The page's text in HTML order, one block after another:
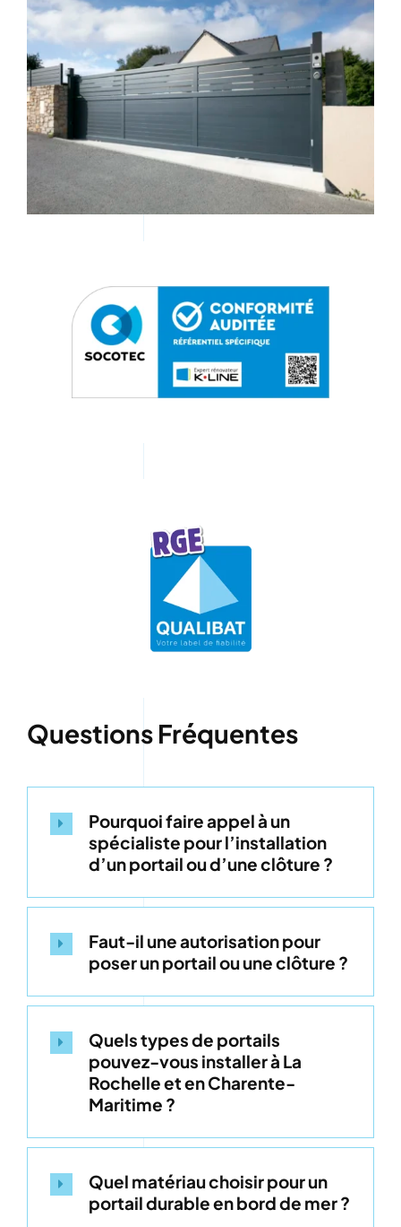
Questions Fréquentes
Pourquoi faire appel à un
spécialiste pour l’installation
d’un portail ou d’une clôture ?
Faut-il une autorisation pour
poser un portail ou une clôture ?
Quels types de portails
pouvez-vous installer à La
Rochelle et en Charente-
Maritime ?
Quel matériau choisir pour un
portail durable en bord de mer ?